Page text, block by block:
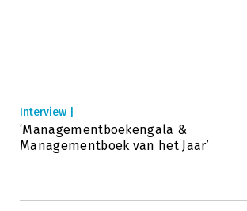
Interview |
‘Managementboekengala &
Managementboek van het Jaar’